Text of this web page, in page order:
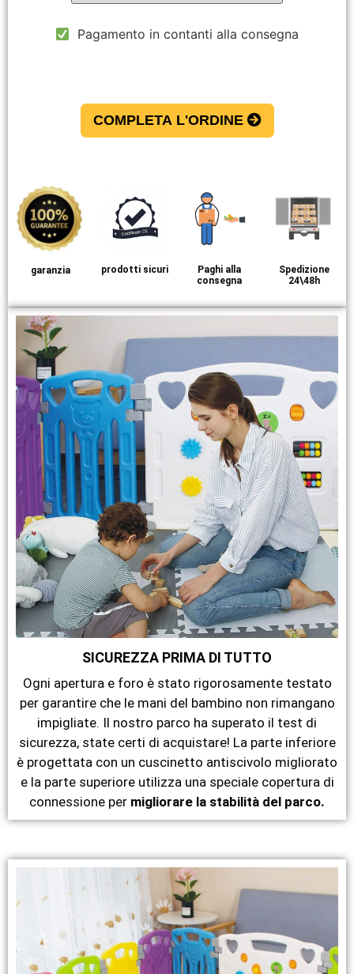
Pagamento in contanti alla consegna
COMPLETA L'ORDINE
garanzia prodotti sicuri
Paghi alla
consegna
Spedizione
24\48h
SICUREZZA PRIMA DI TUTTO
Ogni apertura e foro è stato rigorosamente testato
per garantire che le mani del bambino non rimangano
impigliate. Il nostro parco ha superato il test di
sicurezza, state certi di acquistare! La parte inferiore
è progettata con un cuscinetto antiscivolo migliorato
e la parte superiore utilizza una speciale copertura di
connessione per migliorare la stabilità del parco.